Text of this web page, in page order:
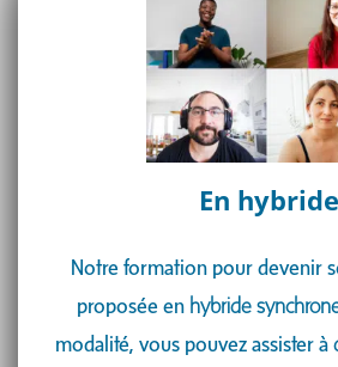
En hybride​
Notre formation pour devenir
proposée en hybride
modalité, vous pouvez assister à